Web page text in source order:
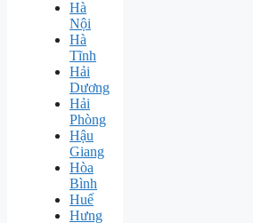
Hà
Nội
Hà
Tĩnh
Hải
Dương
Hải
Phòng
Hậu
Giang
Hòa
Bình
Huế
Hưng